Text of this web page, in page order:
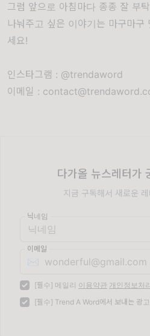
그럼 앞으로 아침마다 종종 잘 부
나눠주고 싶은 이야기는 마구마구
세요!
인스타그램 : @trendaword
이메일 :
다가올 뉴스레터가
지금 구독해서 새로운
닉네임
이메일
✉️
[필수] 메일리 이용약관 개인정보처
[필수] Trend A Word에서 보내는 광